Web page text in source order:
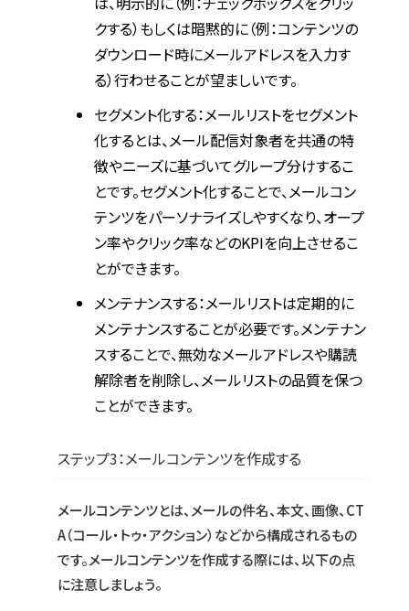
クする）もしくは暗黙的に（例：コンテンツの
ダウンロード時にメールアドレスを入力す
る）行わせることが望ましいです。
セグメント化する：メールリストをセグメント
化するとは、メール配信対象者を共通の特
徴やニーズに基づいてグループ分けするこ
とです。セグメント化することで、メールコン
テンツをパーソナライズしやすくなり、オープ
ン率やクリック率などのKPIを向上させるこ
とができます。
メンテナンスする：メールリストは定期的に
メンテナンスすることが必要です。メンテナン
スすることで、無効なメールアドレスや購読
解除者を削除し、メールリストの品質を保つ
ことができます。
ステップ3：メールコンテンツを作成する
メールコンテンツとは、メールの件名、本文、画像、CT
A（コール・トゥ・アクション）などから構成されるもの
です。メールコンテンツを作成する際には、以下の点
に注意しましょう。